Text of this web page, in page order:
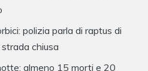
polizia parla di raptus di
chiusa
almeno 15 morti e 20